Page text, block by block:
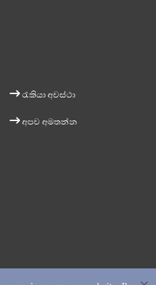
රැකියා අවස්ථා
අපව අමතන්න